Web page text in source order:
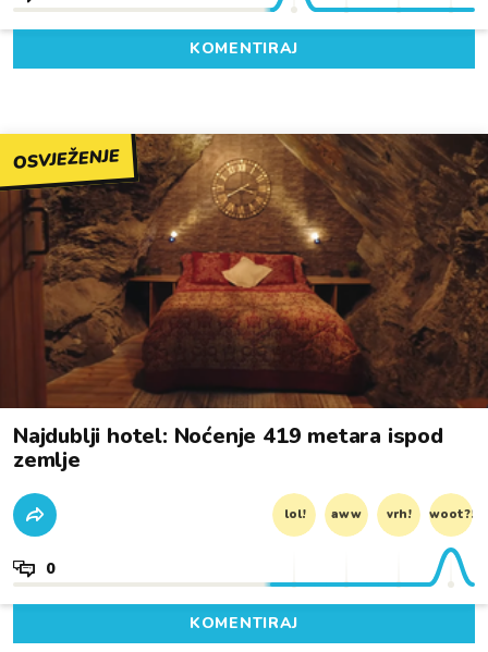
KOMENTIRAJ
OSVJEŽENJE
Najdublji hotel: Noćenje 419 metara ispod
zemlje
lol! aww vrh! woot?!
0
KOMENTIRAJ